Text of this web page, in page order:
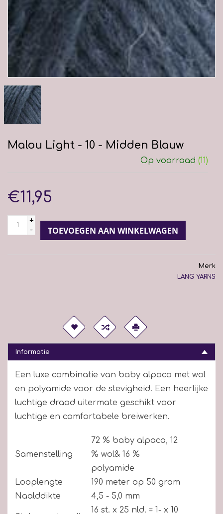
Malou Light - 10 - Midden Blauw
Op voorraad (11)
€11,95
+
-
TOEVOEGEN AAN WINKELWAGEN
Merk
LANG YARNS
Informatie
Een luxe combinatie van baby alpaca met wol
en polyamide voor de stevigheid. Een heerlijke
luchtige draad uitermate geschikt voor
luchtige en comfortabele breiwerken.
Samenstelling
72 % baby alpaca, 12
% wol& 16 %
polyamide
Looplengte
190 meter op 50 gram
Naalddikte
4,5 - 5,0 mm
16 st. x 25 nld. = 1- x 10